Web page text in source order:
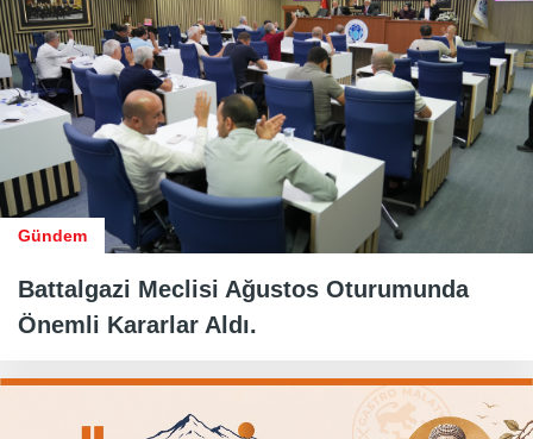
Gündem
Battalgazi Meclisi Ağustos Oturumunda
Önemli Kararlar Aldı.